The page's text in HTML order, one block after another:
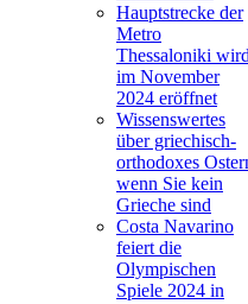
Hauptstrecke der
Metro
Thessaloniki wird
im November
2024 eröffnet
Wissenswertes
über griechisch-
orthodoxes
wenn Sie kein
Grieche sind
Costa Navarino
feiert die
Olympischen
Spiele 2024 in